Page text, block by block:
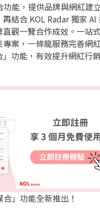
功能，提供品牌與網紅建
結合 KOL Radar 獨家 AI
觀一覽合作成效。一站
案，一條龍服務完善網
功能，有效提升網紅行
」功能全新推出！